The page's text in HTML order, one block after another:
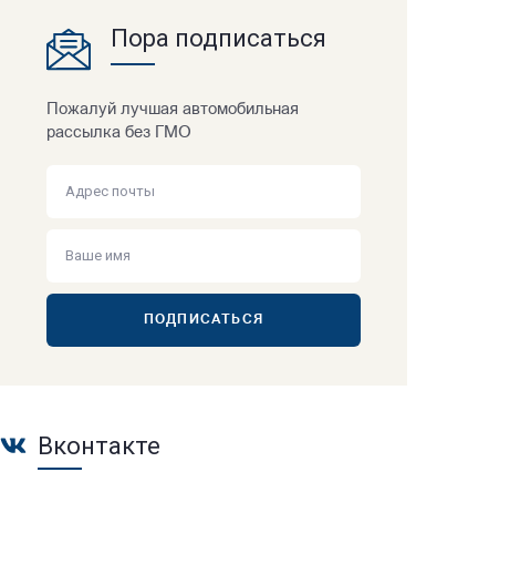
Пора подписаться
Пожалуй лучшая автомобильная
рассылка без ГМО
ПОДПИСАТЬСЯ
Вконтакте